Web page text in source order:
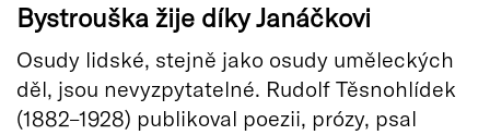
Bystrouška žije díky Janáčkovi
Osudy lidské, stejně jako osudy uměleckých
děl, jsou nevyzpytatelné. Rudolf Těsnohlídek
(1882–1928) publikoval poezii, prózy, psal